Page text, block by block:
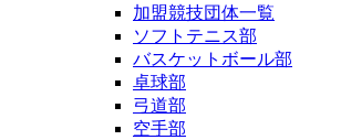
加盟競技団体一覧
ソフトテニス部
バスケットボール部
卓球部
弓道部
空手部